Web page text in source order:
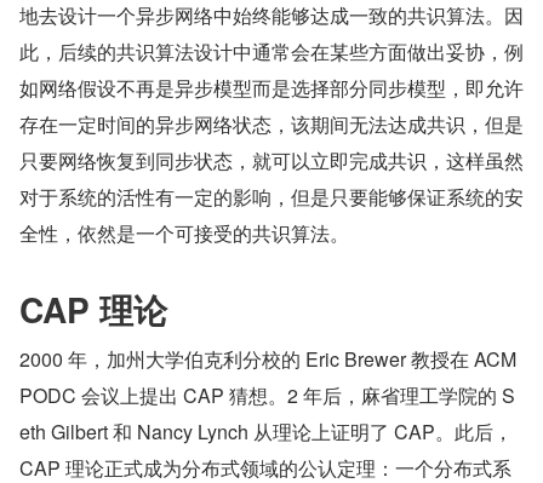
地去设计一个异步网络中始终能够达成一致的共识算法。因
此，后续的共识算法设计中通常会在某些方面做出妥协，例
如网络假设不再是异步模型而是选择部分同步模型，即允许
存在一定时间的异步网络状态，该期间无法达成共识，但是
只要网络恢复到同步状态，就可以立即完成共识，这样虽然
对于系统的活性有一定的影响，但是只要能够保证系统的安
全性，依然是一个可接受的共识算法。
CAP 理论
2000 年，加州大学伯克利分校的 Eric Brewer 教授在 ACM
PODC 会议上提出 CAP 猜想。2 年后，麻省理工学院的 S
eth Gilbert 和 Nancy Lynch 从理论上证明了 CAP。此后，
CAP 理论正式成为分布式领域的公认定理：一个分布式系